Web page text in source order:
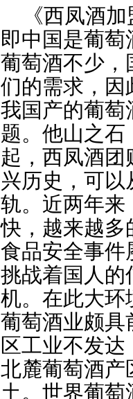
《西凤酒加
即中国是葡
葡萄酒不少，
们的需求，因
我国产的葡萄
题。他山之
起，西凤酒
兴历史，可
轨。近两年来
快，越来越多
食品安全事件
挑战着国人的
机。在此大环
葡萄酒业颇具
区工业不发
北麓葡萄酒产
土。世界葡萄